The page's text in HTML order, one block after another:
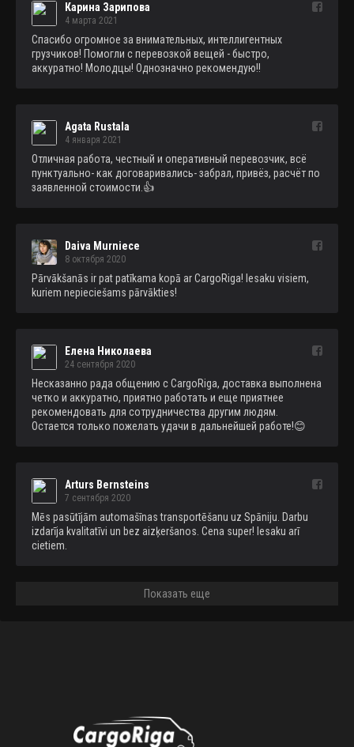
Карина Зарипова
4 марта 2021
Спасибо огромное за внимательных, интеллигентных
грузчиков! Помогли с перевозкой вещей - быстро,
аккуратно! Молодцы! Однозначно рекомендую!!
Agata Rustala
4 января 2021
Отличная работа, честный и оперативный перевозчик, всё
пунктуально- как договаривались- забрал, привёз, расчёт по
заявленной стоимости.👍
Daiva Murniece
8 октября 2020
Pārvākšanās ir pat patīkama kopā ar CargoRiga! Iesaku visiem,
kuriem nepieciešams pārvākties!
Елена Николаева
24 сентября 2020
Несказанно рада общению с CargoRiga, доставка выполнена
четко и аккуратно, приятно работать и еще приятнее
рекомендовать для сотрудничества другим людям.
Остается только пожелать удачи в дальнейшей работе!😊
Arturs Bernsteins
7 сентября 2020
Mēs pasūtījām automašīnas transportēšanu uz Spāniju. Darbu
izdarīja kvalitatīvi un bez aizķeršanos. Cena super! Iesaku arī
cietiem.
Показать еще